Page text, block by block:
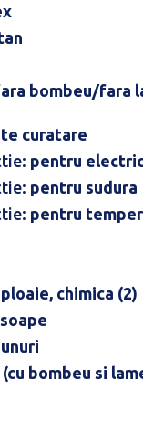
bombeu/fara
curatare
pentru
pentru sudura
pentru
ploaie, chimica (2)
(cu bombeu si